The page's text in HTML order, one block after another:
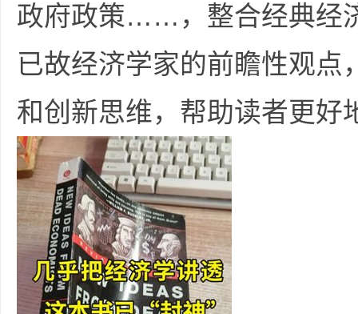
政府政策……，整合经典经
已故经济学家的前瞻性观点
和创新思维，帮助读者更好